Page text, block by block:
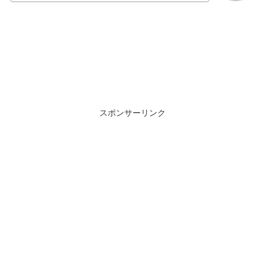
スポンサーリンク